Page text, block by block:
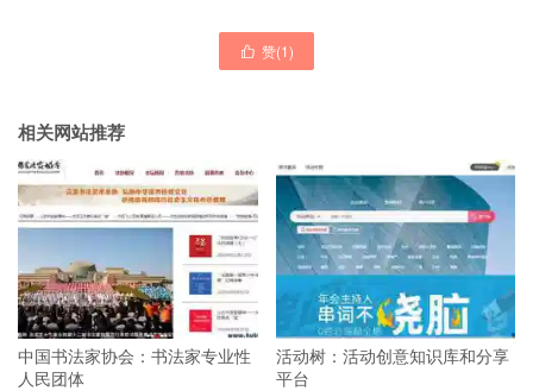
 赞(1)
相关网站推荐
中国书法家协会：书法家专业性
人民团体
活动树：活动创意知识库和分享
平台